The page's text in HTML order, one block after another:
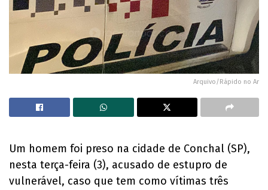
Arquivo/Rápido no Ar
Um homem foi preso na cidade de Conchal (SP),
nesta terça-feira (3), acusado de estupro de
vulnerável, caso que tem como vítimas três